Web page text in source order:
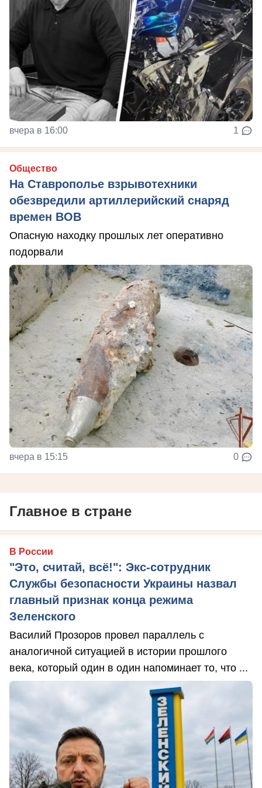
вчера в 16:00 1
Общество
На Ставрополье взрывотехники
обезвредили артиллерийский снаряд
времен ВОВ
Опасную находку прошлых лет оперативно
подорвали
вчера в 15:15 0
Главное в стране
В России
"Это, считай, всё!": Экс-сотрудник
Службы безопасности Украины назвал
главный признак конца режима
Зеленского
Василий Прозоров провел параллель с
аналогичной ситуацией в истории прошлого
века, который один в один напоминает то, что ...